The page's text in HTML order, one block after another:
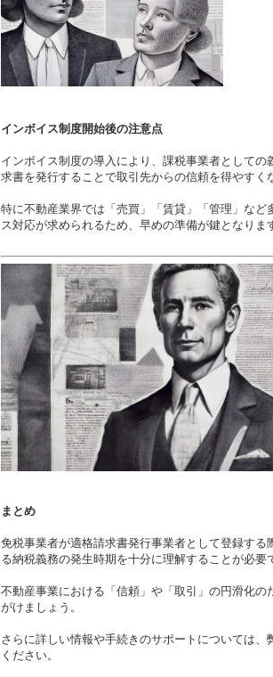
インボイス制度開始後の注意点
インボイス制度の導入により、課税事業者としての
求書を発行することで取引先からの信頼を得やすく
特に不動産業界では「売買」「賃貸」「管理」など
ス対応が求められるため、早めの準備が鍵となりま
まとめ
免税事業者が適格請求書発行事業者として登録する
る納税義務の発生時期を十分に理解することが必要
不動産事業における「信頼」や「取引」の円滑化の
がけましょう。
さらに詳しい情報や手続きのサポートについては、
ください。